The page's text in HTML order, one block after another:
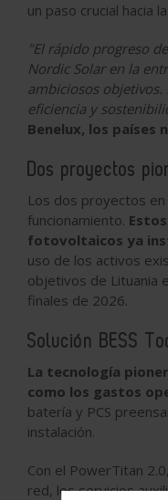
un paso crucial hacia la
"El rápido progreso
Nordic Solar en la
ambiciosos objetivos.
eficiencia y
Benelux, los países
Dos proyectos
Los dos proyectos en
funcionamiento.
fotovoltaicos ya
uso de los activos
objetivos de Lituania
finales de 2026.
Solución BESS
La tecnología
como los gastos
batería y PCS
instalación.
Con el PowerTitan
red, los servicios